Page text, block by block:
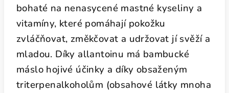
bohaté na nenasycené mastné kyseliny a
vitamíny, které pomáhají pokožku
zvláčňovat, změkčovat a udržovat jí svěží a
mladou. Díky allantoinu má bambucké
máslo hojivé účinky a díky obsaženým
triterpenalkoholům (obsahové látky mnoha